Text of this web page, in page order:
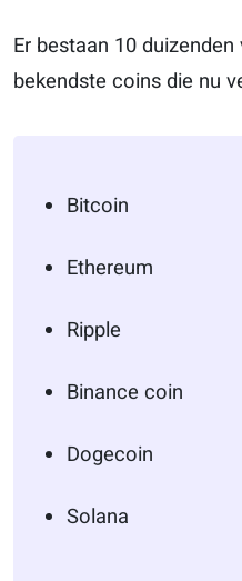
Er bestaan 10
bekendste coins die nu
Bitcoin
Ethereum
Ripple
Binance coin
Dogecoin
Solana